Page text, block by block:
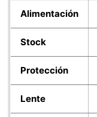
Alimentación
Stock
Protección
Lente